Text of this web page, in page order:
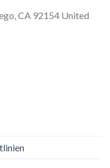
CA 92154 United